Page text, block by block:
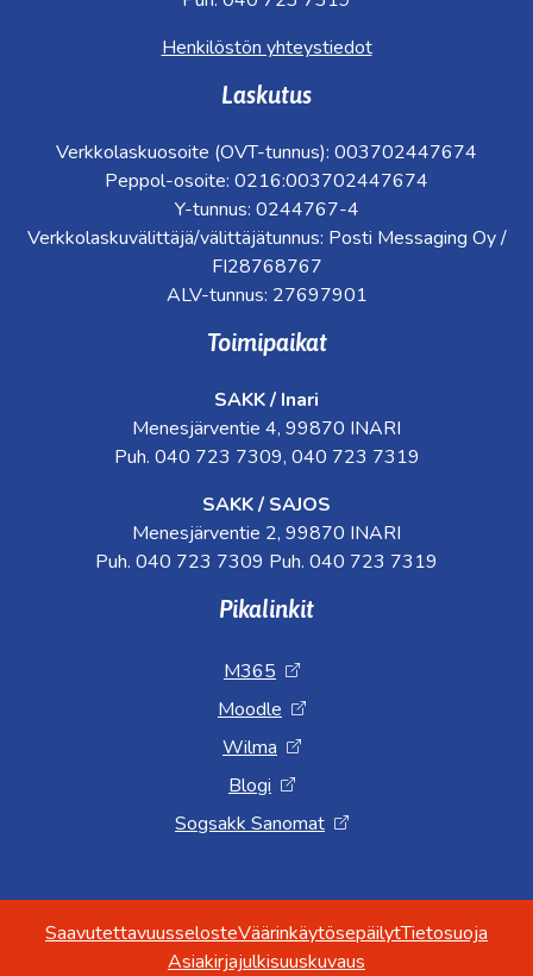
Henkilöstön yhteystiedot
Laskutus
Verkkolaskuosoite (OVT-tunnus): 003702447674
Peppol-osoite: 0216:003702447674
Y-tunnus: 0244767-4
Verkkolaskuvälittäjä/välittäjätunnus: Posti Messaging Oy /
FI28768767
ALV-tunnus: 27697901
Toimipaikat
SAKK / Inari
Menesjärventie 4, 99870 INARI
Puh. 040 723 7309, 040 723 7319
SAKK / SAJOS
Menesjärventie 2, 99870 INARI
Puh. 040 723 7309 Puh. 040 723 7319
Pikalinkit
M365
Moodle
Wilma
Blogi
Sogsakk Sanomat
SaavutettavuusselosteVäärinkäytösepäilytTietosuoja
Asiakirjajulkisuuskuvaus